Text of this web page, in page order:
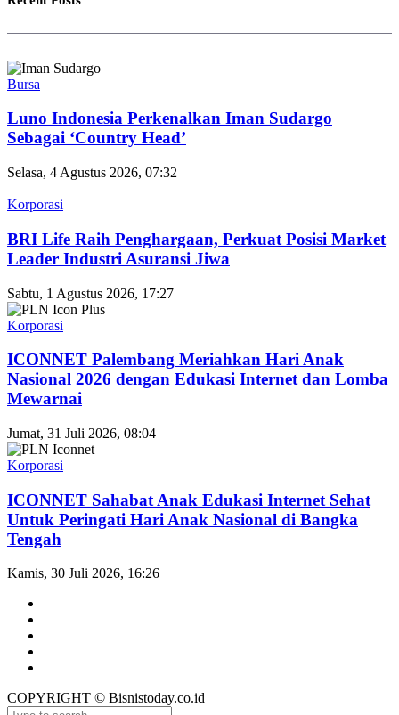
Bursa
Luno Indonesia Perkenalkan Iman Sudargo
Sebagai ‘Country Head’
Selasa, 4 Agustus 2026, 07:32
Korporasi
BRI Life Raih Penghargaan, Perkuat Posisi Market
Leader Industri Asuransi Jiwa
Sabtu, 1 Agustus 2026, 17:27
Korporasi
ICONNET Palembang Meriahkan Hari Anak
Nasional 2026 dengan Edukasi Internet dan Lomba
Mewarnai
Jumat, 31 Juli 2026, 08:04
Korporasi
ICONNET Sahabat Anak Edukasi Internet Sehat
Untuk Peringati Hari Anak Nasional di Bangka
Tengah
Kamis, 30 Juli 2026, 16:26
COPYRIGHT © Bisnistoday.co.id